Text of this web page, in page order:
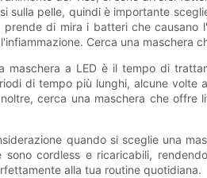
pelle, quindi è importante
di mira i batteri che
Cerca una maschera
a LED è il tempo di
di tempo più lunghi, alcune
cerca una maschera che
quando si sceglie una
cordless e ricaricabili,
alla tua routine quotidiana.